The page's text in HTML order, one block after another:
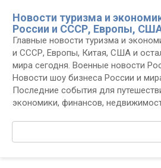
контенту
Новости туризма и
России и СССР, Европы,
Главные новости туризма и
и СССР, Европы, Китая, США и
мира сегодня. Военные новости
Новости шоу бизнеса России и
Последние события для
экономики, финансов,
Поиск: